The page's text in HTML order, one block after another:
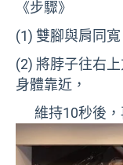
《步驟》
(1) 雙腳與肩同
(2) 將脖子往右
身體靠近，
維持10秒後，